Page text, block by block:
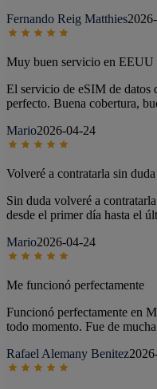
Fernando Reig Matthies
Muy buen servicio en EEUU
El servicio de eSIM de datos
perfecto. Buena cobertura,
Mario2026-04-24
Volveré a contratarla sin duda
Sin duda volveré a
desde el primer día hasta el
Mario2026-04-24
Me funcionó perfectamente
Funcionó perfectamente en
todo momento. Fue de
Rafael Alemany Benitez